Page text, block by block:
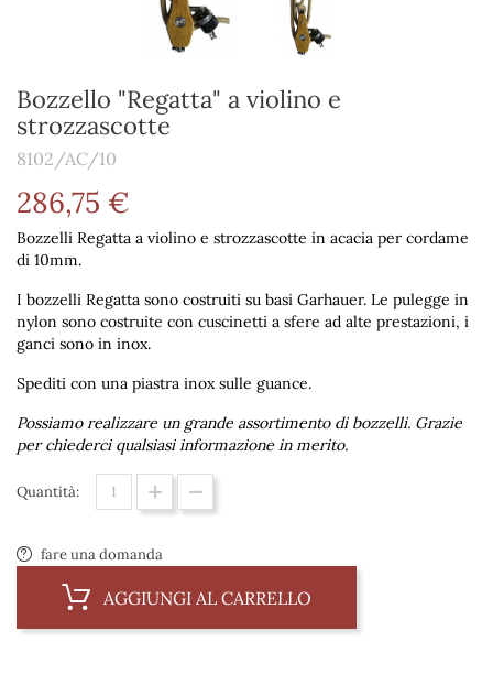
Bozzello "Regatta" a violino e
strozzascotte
8102/AC/10
286,75 €
Bozzelli Regatta a violino e strozzascotte in acacia per cordame
di 10mm.
I bozzelli Regatta sono costruiti su basi Garhauer. Le pulegge in
nylon sono costruite con cuscinetti a sfere ad alte prestazioni, i
ganci sono in inox.
Spediti con una piastra inox sulle guance.
Possiamo realizzare un grande assortimento di bozzelli. Grazie
per chiederci qualsiasi informazione in merito.
Quantità:
fare una domanda
AGGIUNGI AL CARRELLO